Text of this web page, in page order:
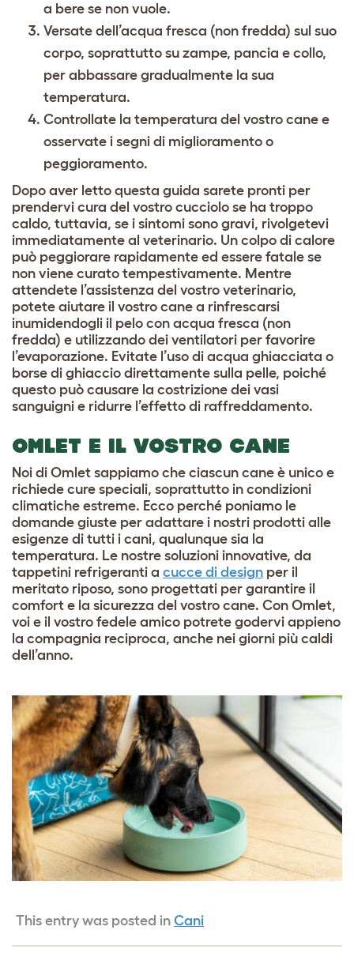
a bere se non vuole.
Versate dell’acqua fresca (non fredda) sul suo
corpo, soprattutto su zampe, pancia e collo,
per abbassare gradualmente la sua
temperatura.
Controllate la temperatura del vostro cane e
osservate i segni di miglioramento o
peggioramento.
Dopo aver letto questa guida sarete pronti per
prendervi cura del vostro cucciolo se ha troppo
caldo, tuttavia, se i sintomi sono gravi, rivolgetevi
immediatamente al veterinario. Un colpo di calore
può peggiorare rapidamente ed essere fatale se
non viene curato tempestivamente. Mentre
attendete l’assistenza del vostro veterinario,
potete aiutare il vostro cane a rinfrescarsi
inumidendogli il pelo con acqua fresca (non
fredda) e utilizzando dei ventilatori per favorire
l’evaporazione. Evitate l’uso di acqua ghiacciata o
borse di ghiaccio direttamente sulla pelle, poiché
questo può causare la costrizione dei vasi
sanguigni e ridurre l’effetto di raffreddamento.
OMLET E IL VOSTRO CANE
Noi di Omlet sappiamo che ciascun cane è unico e
richiede cure speciali, soprattutto in condizioni
climatiche estreme. Ecco perché poniamo le
domande giuste per adattare i nostri prodotti alle
esigenze di tutti i cani, qualunque sia la
temperatura. Le nostre soluzioni innovative, da
tappetini refrigeranti a cucce di design per il
meritato riposo, sono progettati per garantire il
comfort e la sicurezza del vostro cane. Con Omlet,
voi e il vostro fedele amico potrete godervi appieno
la compagnia reciproca, anche nei giorni più caldi
dell’anno.
This entry was posted in Cani